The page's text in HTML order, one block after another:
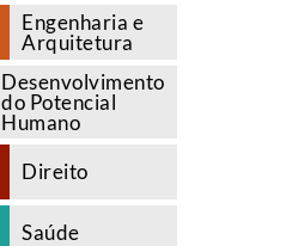
Engenharia e
Arquitetura
Desenvolvimento
do Potencial
Humano
Direito
Saúde